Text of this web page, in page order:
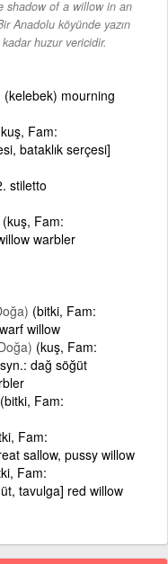
shadow of a willow in an
Anadolu köyünde yazın
huzur vericidir.
(kelebek) mourning
Fam:
bataklık serçesi]
stiletto
(kuş, Fam:
warbler
(bitki, Fam:
willow
(kuş, Fam:
dağ söğüt
(bitki, Fam:
Fam:
sallow, pussy willow
Fam:
tavulga] red willow